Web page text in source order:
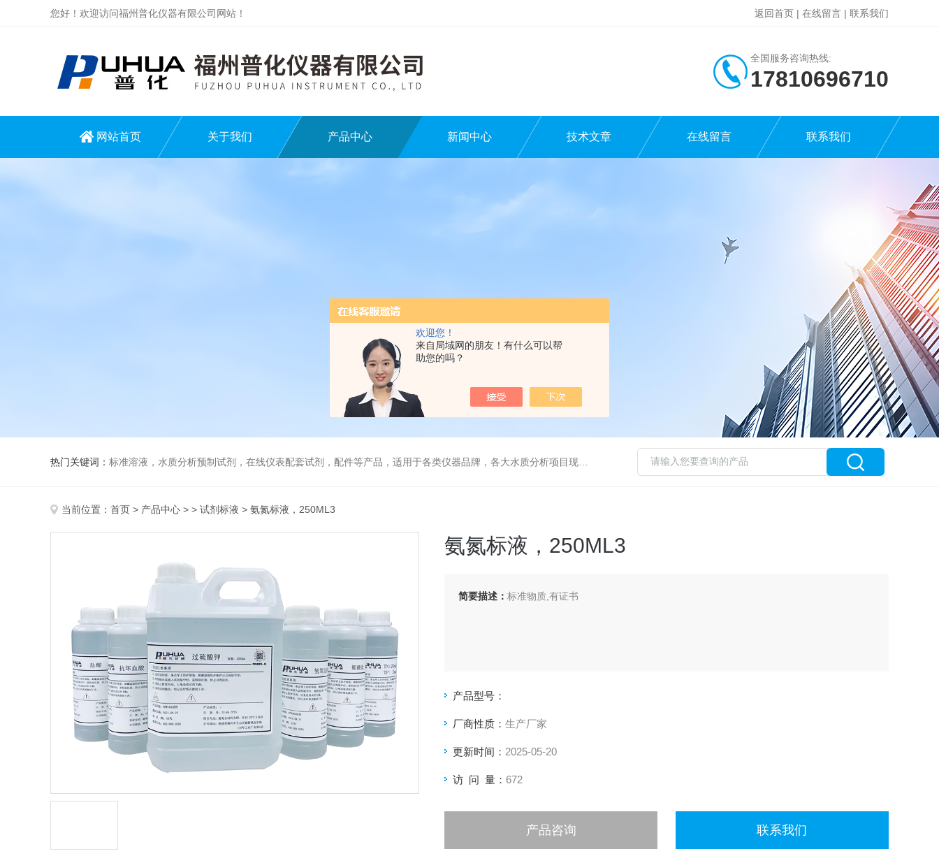
欢迎您！
来自局域网的朋友！有什么可以帮
助您的吗？
您好！欢迎访问福州普化仪器有限公司网站！ 返回首页 | 在线留言 | 联系我们
全国服务咨询热线:
17810696710
网站首页 关于我们 产品中心 新闻中心 技术文章 在线留言 联系我们
热门关键词： 标准溶液，水质分析预制试剂，在线仪表配套试剂，配件等产品，适用于各类仪器品牌，各大水质分析项目现场及实验室
当前位置： 首页 > 产品中心 > > 试剂标液 > 氨氮标液，250ML3
氨氮标液，250ML3
简要描述： 标准物质,有证书
产品型号：
厂商性质： 生产厂家
更新时间： 2025-05-20
访 问 量： 672
产品咨询 联系我们